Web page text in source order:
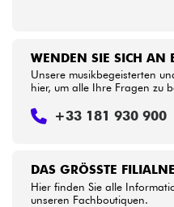
Sehen Sie
DAS GRÖSSTE
Hier finden Sie alle
unseren Fachboutiquen.
WENDEN SIE SICH AN
Unsere musikbegeisterten
hier, um alle Ihre Fragen zu
+33 181 930 900